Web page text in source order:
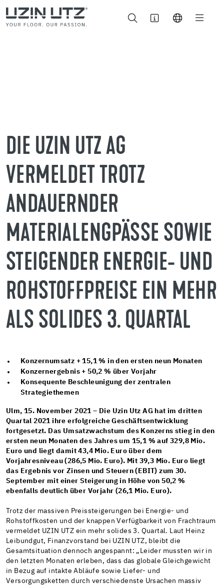
DIE UZIN UTZ AG
VERMELDET TROTZ
ANDAUERNDER
MATERIALENGPÄSSE SOWIE
STEIGENDER ENERGIE- UND
ROHSTOFFPREISE EIN MEHR
ALS SOLIDES 3. QUARTAL
Konzernumsatz + 15,1 % in den ersten neun Monaten
Konzernergebnis + 50,2 % über Vorjahr
Konsequente Beschleunigung der zentralen
Strategiethemen
Ulm, 15. November 2021– Die Uzin Utz AG hat im dritten
Quartal 2021 ihre erfolgreiche Geschäftsentwicklung
fortgesetzt. Das Umsatzwachstum des Konzerns stieg in den
ersten neun Monaten des Jahres um 15,1 % auf 329,8 Mio.
Euro und liegt damit 43,4 Mio. Euro über dem
Vorjahresniveau (286,5 Mio. Euro). Mit 39,3 Mio. Euro liegt
das Ergebnis vor Zinsen und Steuern (EBIT) zum 30.
September mit einer Steigerung in Höhe von 50,2 %
ebenfalls deutlich über Vorjahr (26,1 Mio. Euro).
Trotz der massiven Preissteigerungen bei Energie- und
Rohstoffkosten und der knappen Verfügbarkeit von Frachtraum
vermeldet UZIN UTZ ein mehr solides 3. Quartal. Laut Heinz
Leibundgut, Finanzvorstand bei UZIN UTZ, bleibt die
Gesamtsituation dennoch angespannt: „Leider mussten wir in
den letzten Monaten erleben, dass das globale Gleichgewicht
in Bezug auf intakte Abläufe sowie Liefer- und
Versorgungsketten durch verschiedenste Ursachen massiv